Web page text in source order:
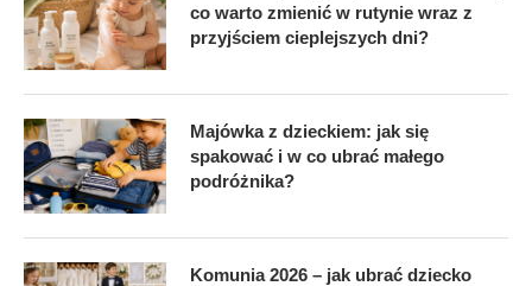
co warto zmienić w rutynie wraz z
przyjściem cieplejszych dni?
Majówka z dzieckiem: jak się
spakować i w co ubrać małego
podróżnika?
Komunia 2026 – jak ubrać dziecko